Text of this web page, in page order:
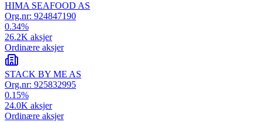
HIMA SEAFOOD AS
Org.nr: 924847190
0.34%
26.2K aksjer
Ordinære aksjer
STACK BY ME AS
Org.nr: 925832995
0.15%
24.0K aksjer
Ordinære aksjer